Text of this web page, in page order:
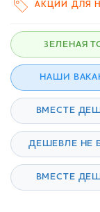
АКЦИИ ДЛЯ
ЗЕЛЕНАЯ
НАШИ
ВМЕСТЕ
ДЕШЕВЛЕ НЕ
ВМЕСТЕ